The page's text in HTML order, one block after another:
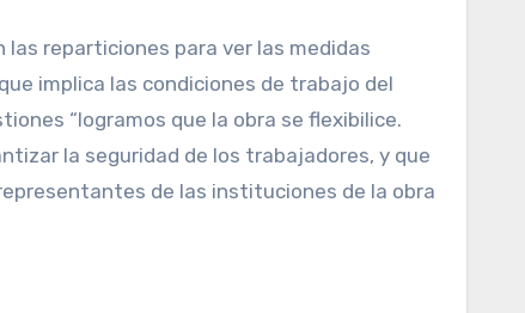
reparticiones para ver las medidas
implica las condiciones de trabajo del
“logramos que la obra se flexibilice.
la seguridad de los trabajadores, y que
de las instituciones de la obra